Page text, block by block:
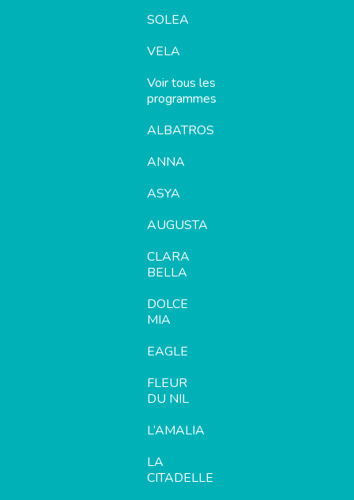
SOLEA
VELA
Voir tous les
programmes
ALBATROS
ANNA
ASYA
AUGUSTA
CLARA
BELLA
DOLCE
MIA
EAGLE
FLEUR
DU NIL
L’AMALIA
LA
CITADELLE